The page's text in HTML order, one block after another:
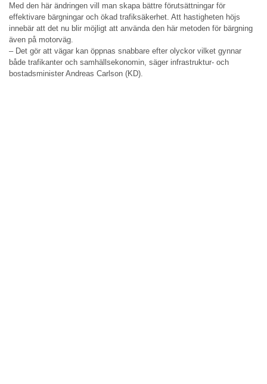
Med den här ändringen vill man skapa bättre förutsättningar för
effektivare bärgningar och ökad trafiksäkerhet. Att hastigheten höjs
innebär att det nu blir möjligt att använda den här metoden för bärgning
även på motorväg.
– Det gör att vägar kan öppnas snabbare efter olyckor vilket gynnar
både trafikanter och samhällsekonomin, säger infrastruktur- och
bostadsminister Andreas Carlson (KD).